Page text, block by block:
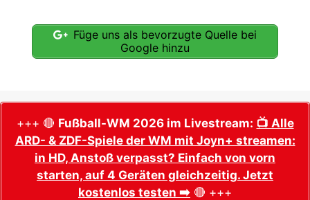
Füge uns als bevorzugte Quelle bei
Google hinzu
+++ 🔴 Fußball-WM 2026 im Livestream: 📺 Alle
ARD- & ZDF-Spiele der WM mit Joyn+ streamen:
in HD, Anstoß verpasst? Einfach von vorn
starten, auf 4 Geräten gleichzeitig. Jetzt
kostenlos testen ➡️ 🔴 +++